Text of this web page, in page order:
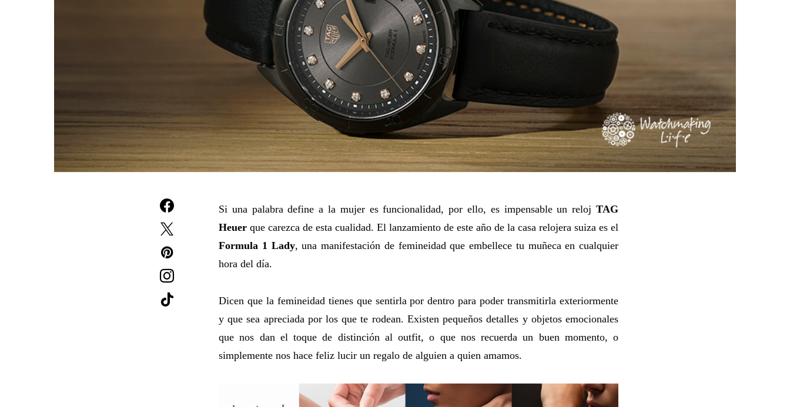
Si una palabra define a la mujer es funcionalidad, por ello, es impensable un reloj TAG
Heuer que carezca de esta cualidad. El lanzamiento de este año de la casa relojera suiza es el
Formula 1 Lady, una manifestación de femineidad que embellece tu muñeca en cualquier
hora del día.
Dicen que la femineidad tienes que sentirla por dentro para poder transmitirla exteriormente
y que sea apreciada por los que te rodean. Existen pequeños detalles y objetos emocionales
que nos dan el toque de distinción al outfit, o que nos recuerda un buen momento, o
simplemente nos hace feliz lucir un regalo de alguien a quien amamos.